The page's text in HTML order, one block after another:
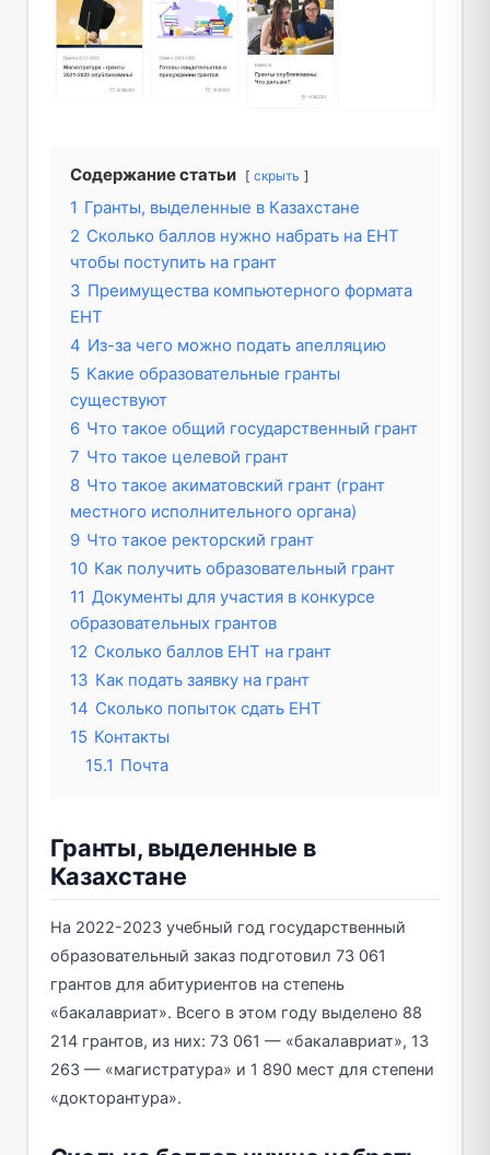
Содержание статьи скрыть
1 Гранты, выделенные в Казахстане
2 Сколько баллов нужно набрать на ЕНТ
чтобы поступить на грант
3 Преимущества компьютерного формата
ЕНТ
4 Из-за чего можно подать апелляцию
5 Какие образовательные гранты
существуют
6 Что такое общий государственный грант
7 Что такое целевой грант
8 Что такое акиматовский грант (грант
местного исполнительного органа)
9 Что такое ректорский грант
10 Как получить образовательный грант
11 Документы для участия в конкурсе
образовательных грантов
12 Сколько баллов ЕНТ на грант
13 Как подать заявку на грант
14 Сколько попыток сдать ЕНТ
15 Контакты
15.1 Почта
Гранты, выделенные в
Казахстане
На 2022-2023 учебный год государственный
образовательный заказ подготовил 73 061
грантов для абитуриентов на степень
«бакалавриат». Всего в этом году выделено 88
214 грантов, из них: 73 061 — «бакалавриат», 13
263 — «магистратура» и 1 890 мест для степени
«докторантура».